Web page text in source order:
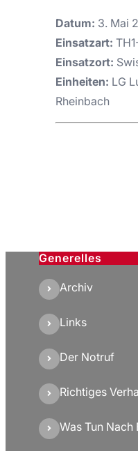
Datum: 3. Mai
Einsatzart:
Einsatzort:
Einheiten: LG
Rheinbach
Generelles
Archiv
Links
Der Notruf
Richtiges
Was Tun Nach